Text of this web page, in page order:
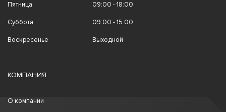
Пятница 09:00 - 18:00
Суббота 09:00 - 15:00
Воскресенье Выходной
КОМПАНИЯ
О компании